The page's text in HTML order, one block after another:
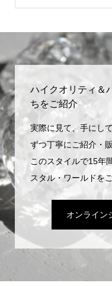
ハイクオリティ＆
ちをご紹介
実際に見て、手にし
ずつ丁寧にご紹介・
このスタイルで15年
スタル・ワールドを
オンライン